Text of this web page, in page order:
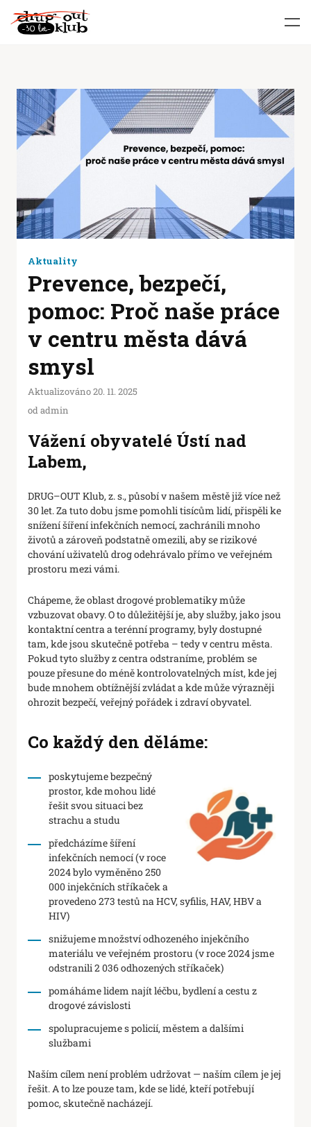
Aktuality
Prevence, bezpečí,
pomoc: Proč naše práce
v centru města dává
smysl
Aktualizováno 20. 11. 2025
odadmin
Vážení obyvatelé Ústí nad
Labem,
DRUG–OUT Klub, z. s., působí v našem městě již více než
30 let. Za tuto dobu jsme pomohli tisícům lidí, přispěli ke
snížení šíření infekčních nemocí, zachránili mnoho
životů a zároveň podstatně omezili, aby se rizikové
chování uživatelů drog odehrávalo přímo ve veřejném
prostoru mezi vámi.
Chápeme, že oblast drogové problematiky může
vzbuzovat obavy. O to důležitější je, aby služby, jako jsou
kontaktní centra a terénní programy, byly dostupné
tam, kde jsou skutečně potřeba – tedy v centru města.
Pokud tyto služby z centra odstraníme, problém se
pouze přesune do méně kontrolovatelných míst, kde jej
bude mnohem obtížnější zvládat a kde může výrazněji
ohrozit bezpečí, veřejný pořádek i zdraví obyvatel.
Co každý den děláme:
poskytujeme bezpečný
prostor, kde mohou lidé
řešit svou situaci bez
strachu a studu
předcházíme šíření
infekčních nemocí (v roce
2024 bylo vyměněno 250
000 injekčních stříkaček a
provedeno 273 testů na HCV, syfilis, HAV, HBV a
HIV)
snižujeme množství odhozeného injekčního
materiálu ve veřejném prostoru (v roce 2024 jsme
odstranili 2 036 odhozených stříkaček)
pomáháme lidem najít léčbu, bydlení a cestu z
drogové závislosti
spolupracujeme s policií, městem a dalšími
službami
Naším cílem není problém udržovat — naším cílem je jej
řešit. A to lze pouze tam, kde se lidé, kteří potřebují
pomoc, skutečně nacházejí.